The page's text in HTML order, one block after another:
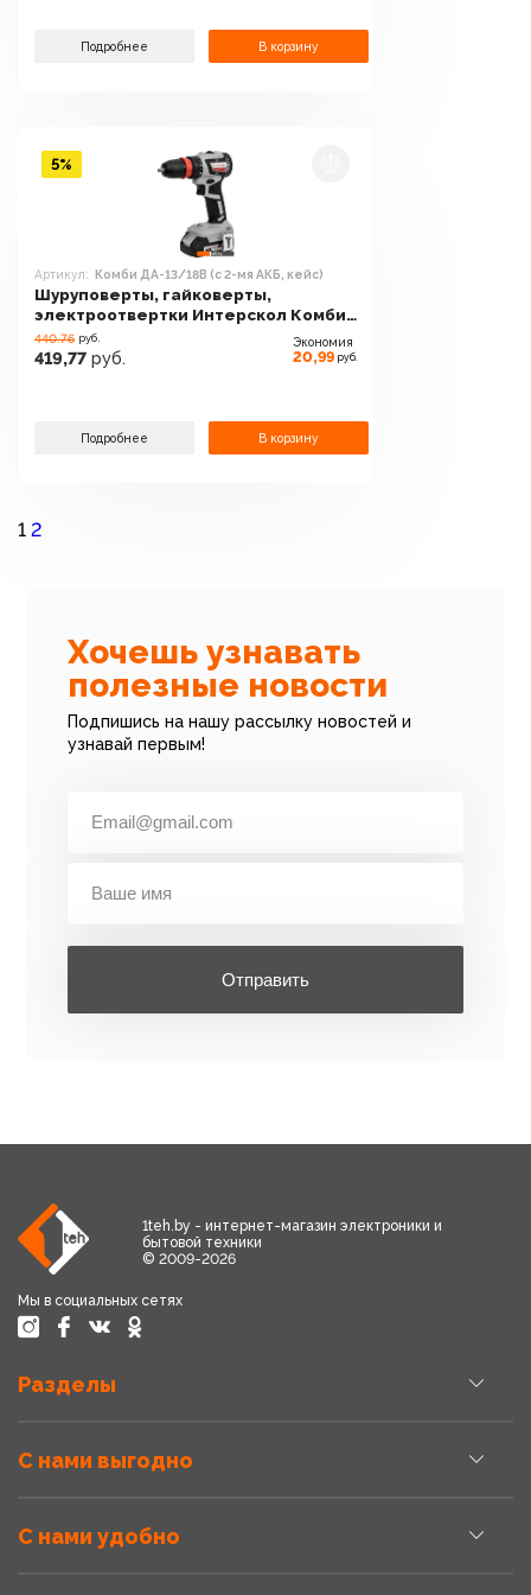
Подробнее В корзину
Артикул: Комби ДА-13/18В (с 2-мя АКБ, кейс)
Шуруповерты, гайковерты,
электроотвертки Интерскол Комби
ДА-13/18В (с 2-мя АКБ, кейс)
440.76 руб.
419,77 руб.
Экономия
20,99 руб.
Подробнее В корзину
5%
1 2
Хочешь узнавать
полезные новости
Подпишись на нашу рассылку новостей и
узнавай первым!
Отправить
1teh.by - интернет-магазин электроники и
бытовой техники
© 2009-2026
Мы в социальных сетях
Разделы
С нами выгодно
С нами удобно